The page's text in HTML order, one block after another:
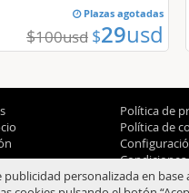
Plazas agotadas
$100usd $29usd
Política de
Política de
personalizada en